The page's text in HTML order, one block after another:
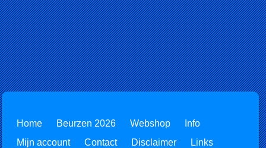
Home Beurzen 2026 Webshop
Info
Mijn account
Contact Disclaimer Links